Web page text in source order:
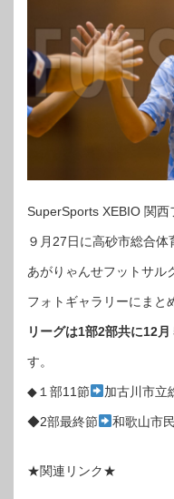
SuperSports XEBIO 関西
９月27日に高砂市総合体
あがりゃんせフットサル
フォトギャラリーにまと
リーグは1部2部共に12月
す。
◆１部11節 加古川市立
◆2部最終節 和歌山市
★関連リンク★